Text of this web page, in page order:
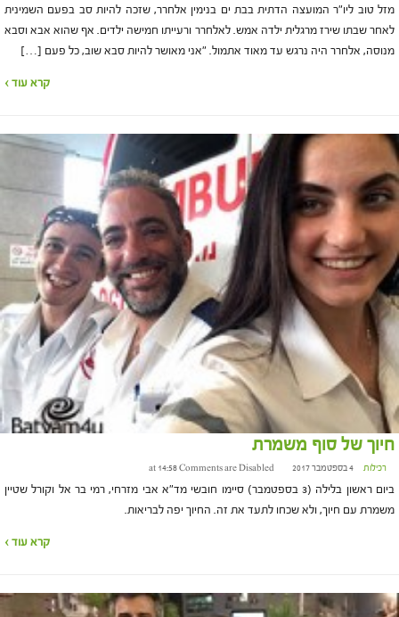
מזל טוב ליו"ר המועצה הדתית בבת ים בנימין אלחרר, שזכה להיות סב בפעם השמינית
לאחר שבתו שירז מרגלית ילדה אמש. לאלחרר ורעייתו חמישה ילדים. אף שהוא אבא וסבא
מנוסה, אלחרר היה נרגש עד מאוד אתמול. "אני מאושר להיות סבא שוב, כל פעם […]
קרא עוד ›
חיוך של סוף משמרת
רכילות 4 בספטמבר 2017 at 14:58 Comments are Disabled
ביום ראשון בלילה (3 בספטמבר) סיימו חובשי מד"א אבי מזרחי, רמי בר אל וקורל שטיין
משמרת עם חיוך, ולא שכחו לתעד את זה. החיוך יפה לבריאות.
קרא עוד ›